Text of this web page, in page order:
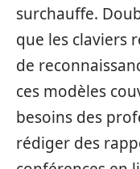
surchauffe.
que les claviers
de
ces modèles
besoins des
rédiger des